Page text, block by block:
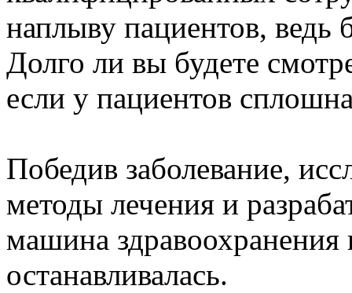
наплыву пациентов, ведь
Долго ли вы будете
если у пациентов
Победив заболевание,
методы лечения и
машина здравоохранения
останавливалась.